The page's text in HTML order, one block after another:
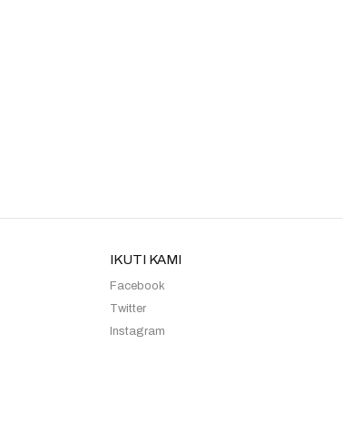
IKUTI KAMI
Facebook
Twitter
Instagram